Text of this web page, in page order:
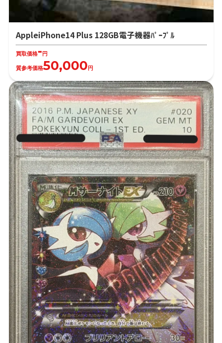
AppleiPhone14 Plus 128GB電子機器ﾊﾟｰﾌﾟﾙ
買取価格-円
質参考価格50,000円